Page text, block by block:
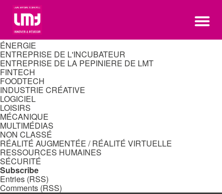
Rechercher :
Categories
ADHERENT LMT
AUTRES SECTEURS D'ACTIVITÉ
ÉNERGIE
ENTREPRISE DE L'INCUBATEUR
ENTREPRISE DE LA PEPINIERE DE LMT
FINTECH
FOODTECH
INDUSTRIE CRÉATIVE
LOGICIEL
LOISIRS
MÉCANIQUE
MULTIMÉDIAS
NON CLASSÉ
RÉALITÉ AUGMENTÉE / RÉALITÉ VIRTUELLE
RESSOURCES HUMAINES
SÉCURITÉ
Subscribe
Entries (RSS)
Comments (RSS)